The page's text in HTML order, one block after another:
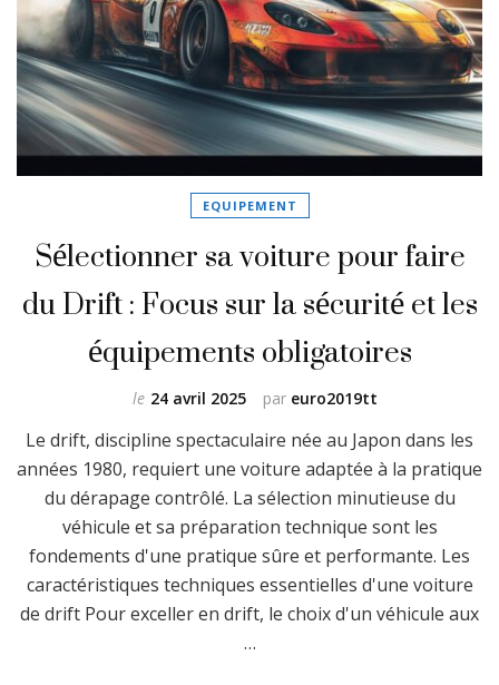
EQUIPEMENT
Sélectionner sa voiture pour faire
du Drift : Focus sur la sécurité et les
équipements obligatoires
par euro2019tt
le 24 avril 2025
Le drift, discipline spectaculaire née au Japon dans les
années 1980, requiert une voiture adaptée à la pratique
du dérapage contrôlé. La sélection minutieuse du
véhicule et sa préparation technique sont les
fondements d'une pratique sûre et performante. Les
caractéristiques techniques essentielles d'une voiture
de drift Pour exceller en drift, le choix d'un véhicule aux
…